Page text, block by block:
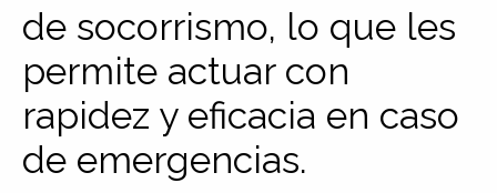
de socorrismo, lo que les
permite actuar con
rapidez y eficacia en caso
de emergencias.